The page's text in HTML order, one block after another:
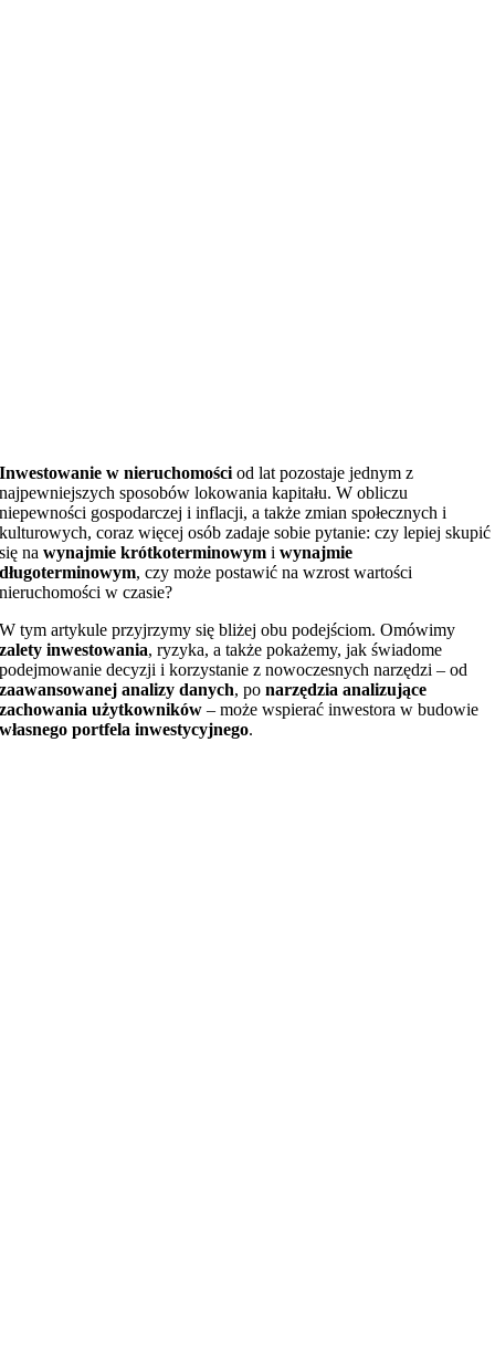
Inwestowanie w nieruchomości od lat pozostaje jednym z
najpewniejszych sposobów lokowania kapitału. W obliczu
niepewności gospodarczej i inflacji, a także zmian społecznych i
kulturowych, coraz więcej osób zadaje sobie pytanie: czy lepiej skupić
się nawynajmie krótkoterminowym iwynajmie
długoterminowym, czy może postawić na wzrost wartości
nieruchomości w czasie?
W tym artykule przyjrzymy się bliżej obu podejściom. Omówimy
zalety inwestowania, ryzyka, a także pokażemy, jak świadome
podejmowanie decyzji i korzystanie z nowoczesnych narzędzi – od
zaawansowanej analizy danych, ponarzędzia analizujące
zachowania użytkowników – może wspierać inwestora w budowie
własnego portfela inwestycyjnego.